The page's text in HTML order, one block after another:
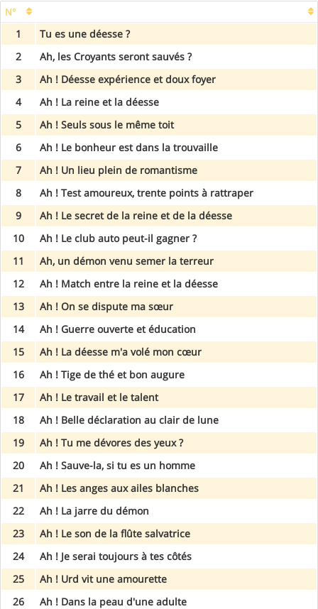
N°
1
Tu es une déesse ?
2
Ah, les Croyants seront sauvés ?
3
Ah ! Déesse expérience et doux foyer
4
Ah ! La reine et la déesse
5
Ah ! Seuls sous le même toit
6
Ah ! Le bonheur est dans la trouvaille
7
Ah ! Un lieu plein de romantisme
8
Ah ! Test amoureux, trente points à rattraper
9
Ah ! Le secret de la reine et de la déesse
10
Ah ! Le club auto peut-il gagner ?
11
Ah, un démon venu semer la terreur
12
Ah ! Match entre la reine et la déesse
13
Ah ! On se dispute ma sœur
14
Ah ! Guerre ouverte et éducation
15
Ah ! La déesse m'a volé mon cœur
16
Ah ! Tige de thé et bon augure
17
Ah ! Le travail et le talent
18
Ah ! Belle déclaration au clair de lune
19
Ah ! Tu me dévores des yeux ?
20
Ah ! Sauve-la, si tu es un homme
21
Ah ! Les anges aux ailes blanches
22
Ah ! La jarre du démon
23
Ah ! Le son de la flûte salvatrice
24
Ah ! Je serai toujours à tes côtés
25
Ah ! Urd vit une amourette
26
Ah ! Dans la peau d'une adulte